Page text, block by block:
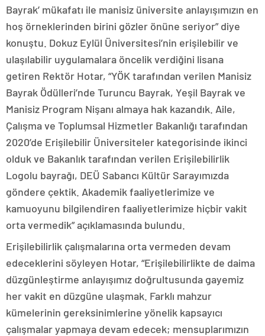
Bayrak’ mükafatı ile manisiz üniversite anlayışımızın en
hoş örneklerinden birini gözler önüne seriyor” diye
konuştu. Dokuz Eylül Üniversitesi’nin erişilebilir ve
ulaşılabilir uygulamalara öncelik verdiğini lisana
getiren Rektör Hotar, “YÖK tarafından verilen Manisiz
Bayrak Ödülleri’nde Turuncu Bayrak, Yeşil Bayrak ve
Manisiz Program Nişanı almaya hak kazandık. Aile,
Çalışma ve Toplumsal Hizmetler Bakanlığı tarafından
2020’de Erişilebilir Üniversiteler kategorisinde ikinci
olduk ve Bakanlık tarafından verilen Erişilebilirlik
Logolu bayrağı, DEÜ Sabancı Kültür Sarayımızda
göndere çektik. Akademik faaliyetlerimize ve
kamuoyunu bilgilendiren faaliyetlerimize hiçbir vakit
orta vermedik” açıklamasında bulundu.
Erişilebilirlik çalışmalarına orta vermeden devam
edeceklerini söyleyen Hotar, “Erişilebilirlikte de daima
düzgünleştirme anlayışımız doğrultusunda gayemiz
her vakit en düzgüne ulaşmak. Farklı mahzur
kümelerinin gereksinimlerine yönelik kapsayıcı
çalışmalar yapmaya devam edecek; mensuplarımızın